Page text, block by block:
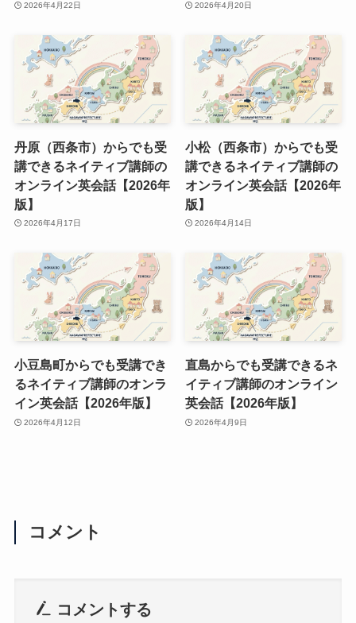
2026年4月22日 2026年4月20日
丹原（西条市）からでも受
講できるネイティブ講師の
オンライン英会話【2026年
版】
2026年4月17日
小松（西条市）からでも受
講できるネイティブ講師の
オンライン英会話【2026年
版】
2026年4月14日
小豆島町からでも受講でき
るネイティブ講師のオンラ
イン英会話【2026年版】
2026年4月12日
直島からでも受講できるネ
イティブ講師のオンライン
英会話【2026年版】
2026年4月9日
コメント
コメントする